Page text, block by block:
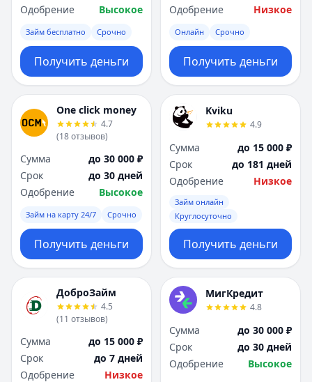
Одобрение
Высокое
Займ бесплатно Срочно
Получить деньги
Одобрение
Низкое
Онлайн Срочно
Получить деньги
One click money
4.7
(18отзывов)
Сумма
до 30 000 ₽
Срок
до 30 дней
Одобрение
Высокое
Займ на карту 24/7 Срочно
Получить деньги
Kviku
4.9
Сумма
до 15 000 ₽
Срок
до 181 дней
Одобрение
Низкое
Займ онлайн
Круглосуточно
Получить деньги
ДоброЗайм
4.5
(11 отзывов)
Сумма
до 15 000 ₽
Срок
до 7 дней
Одобрение
Низкое
МигКредит
4.8
Сумма
до 30 000 ₽
Срок
до 30 дней
Одобрение
Высокое